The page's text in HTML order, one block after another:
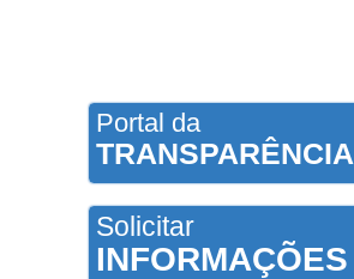
Portal da
TRANSPARÊNCIA
Solicitar
INFORMAÇÕES